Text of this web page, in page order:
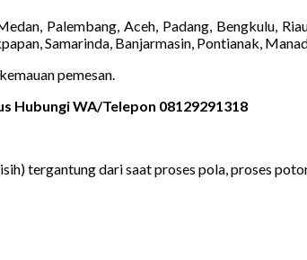
Palembang, Aceh, Padang, Bengkulu,
Samarinda, Banjarmasin, Pontianak,
pemesan.
Hubungi WA/Telepon 08129291318
tergantung dari saat proses pola, proses